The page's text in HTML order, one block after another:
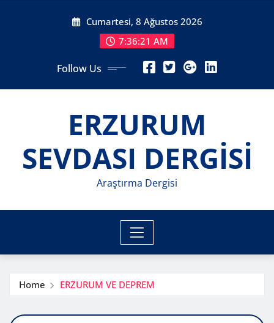
Cumartesi, 8 Ağustos 2026
7:36:22 AM
Follow Us
ERZURUM
SEVDASI DERGİSİ
Araştırma Dergisi
Home ERZURUM VE DEPREM